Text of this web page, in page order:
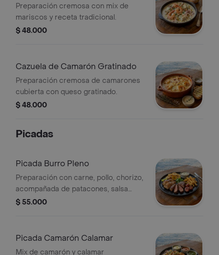
Preparación cremosa con mix de
mariscos y receta tradicional.
$ 48.000
Cazuela de Camarón Gratinado
Preparación cremosa de camarones
cubierta con queso gratinado.
$ 48.000
Picadas
Picada Burro Pleno
Preparación con carne, pollo, chorizo,
acompañada de patacones, salsa
tártara y papas a la francesa.
$ 55.000
Picada Camarón Calamar
Mix de camarón y calamar